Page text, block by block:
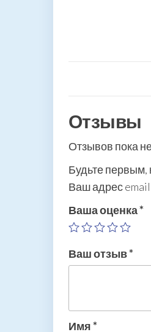
Отзывы
Отзывов пока
Будьте первым,
Ваш адрес email
Ваша оценка*
Ваш отзыв*
Имя*